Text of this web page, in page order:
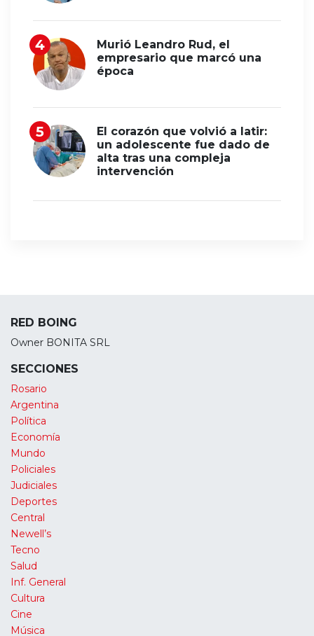
Murió Leandro Rud, el
empresario que marcó una
época
El corazón que volvió a latir:
un adolescente fue dado de
alta tras una compleja
intervención
RED BOING
Owner BONITA SRL
SECCIONES
Rosario
Argentina
Política
Economía
Mundo
Policiales
Judiciales
Deportes
Central
Newell’s
Tecno
Salud
Inf. General
Cultura
Cine
Música